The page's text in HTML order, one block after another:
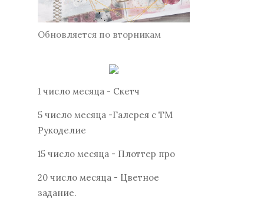
Обновляется по вторникам
1 число месяца - Скетч
5 число месяца -Галерея с ТМ
Рукоделие
15 число месяца - Плоттер про
20 число месяца - Цветное
задание.